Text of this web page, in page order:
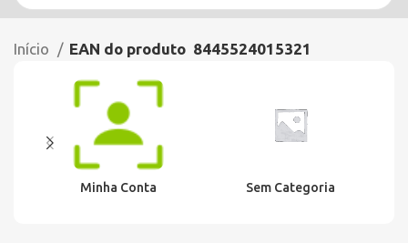
Início EAN do produto 8445524015321
Minha Conta Sem Categoria